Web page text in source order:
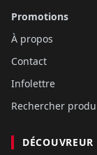
Promotions
À propos
Contact
Infolettre
Rechercher
DÉCOUVREUR